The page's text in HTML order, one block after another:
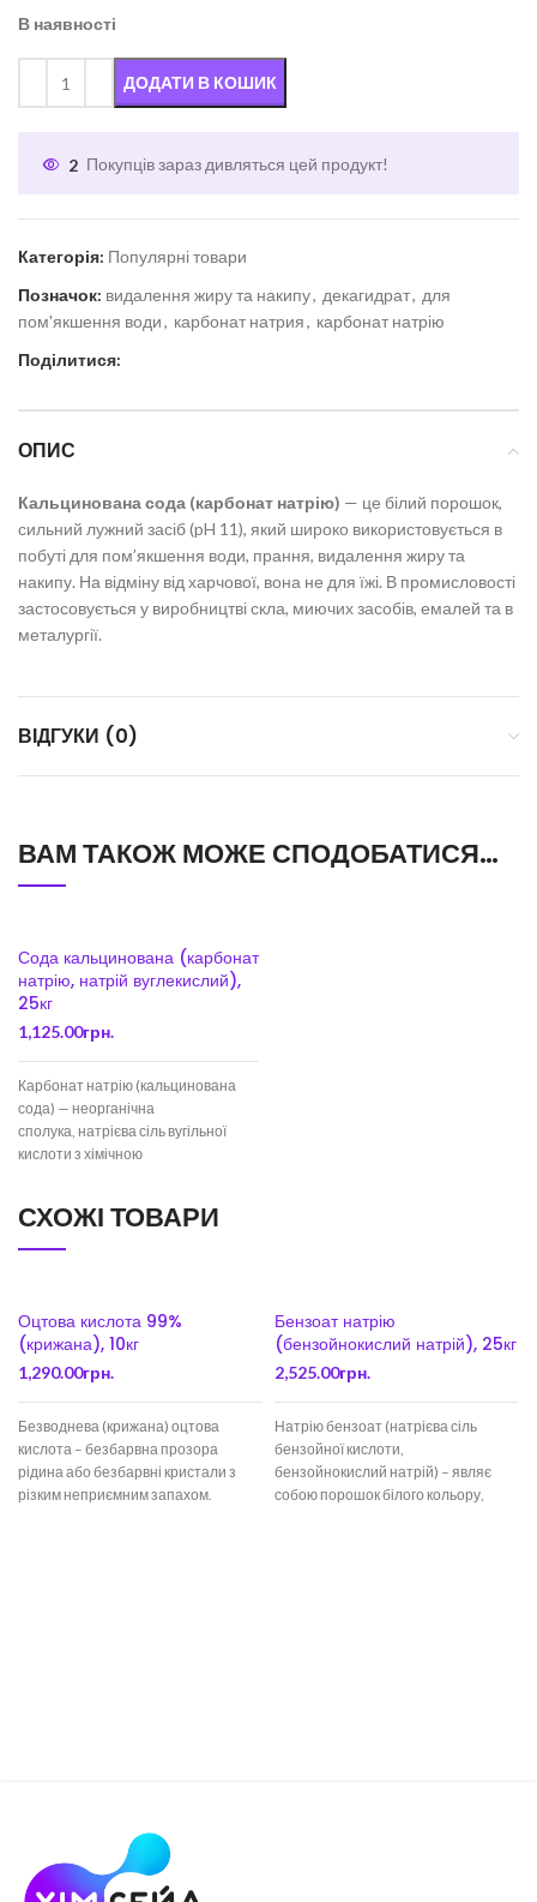
В наявності
ДОДАТИ В КОШИК
2 Покупців зараз дивляться цей продукт!
Категорія: Популярні товари
Позначок: видалення жиру та накипу, декагидрат, для
пом'якшення води, карбонат натрия, карбонат натрію
Поділитися:
ОПИС
Кальцинована сода (карбонат натрію) — це білий порошок,
сильний лужний засіб (pH 11), який широко використовується в
побуті для пом’якшення води, прання, видалення жиру та
накипу. На відміну від харчової, вона не для їжі. В промисловості
застосовується у виробництві скла, миючих засобів, емалей та в
металургії.
ВІДГУКИ (0)
ВАМ ТАКОЖ МОЖЕ СПОДОБАТИСЯ…
Сода кальцинована (карбонат
натрію, натрій вуглекислий),
25кг
1,125.00грн.
Карбонат натрію (кальцинована
сода) — неорганічна
сполука, натрієва сіль вугільної
кислоти з хімічною
розчинний у воді. У промисловості
переважно отримують
СХОЖІ ТОВАРИ
Оцтова кислота 99%
(крижана), 10кг
1,290.00грн.
Безводнева (крижана) оцтова
кислота – безбарвна прозора
рідина або безбарвні кристали з
різким неприємним запахом.
Бензоат натрію
(бензойнокислий натрій), 25кг
2,525.00грн.
Натрію бензоат (натрієва сіль
бензойної кислоти,
бензойнокислий натрій) – являє
собою порошок білого кольору,